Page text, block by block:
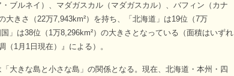
ブルネイ）、マダガスカル（マダガスカル）、バフィン（カナ
きさ（22万7,943km²）を持ち、「北海道」は19位（7万
」は38位（1万8,296km²）の大きさとなっている（面積はいずれ
1月1日現在）』による）。
大きな島と小さな島」の関係となる。現在、北海道・本州・四